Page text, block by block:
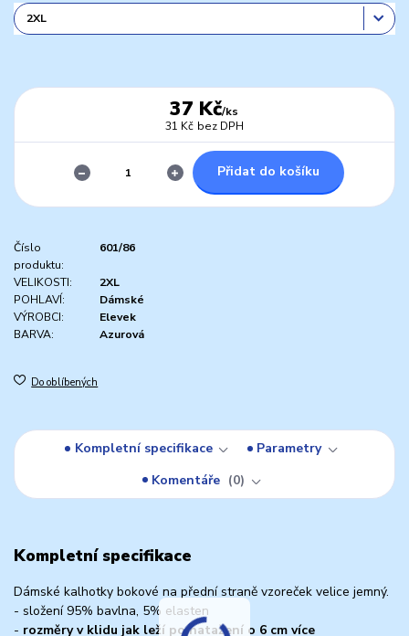
37 Kč/ks
31 Kč bez DPH
Přidat do košíku
Číslo
produktu:
601/86
VELIKOSTI:
2XL
POHLAVÍ:
Dámské
VÝROBCI:
Elevek
BARVA:
Azurová
Do oblíbených
Kompletní specifikace
Parametry
Komentáře
0
Kompletní specifikace
Dámské kalhotky bokové na přední straně vzoreček velice jemný.
- složení 95% bavlna, 5% elasten
- rozměry v klidu jak leží po natažení o 6 cm více